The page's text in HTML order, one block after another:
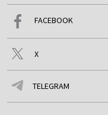
FACEBOOK
X
TELEGRAM